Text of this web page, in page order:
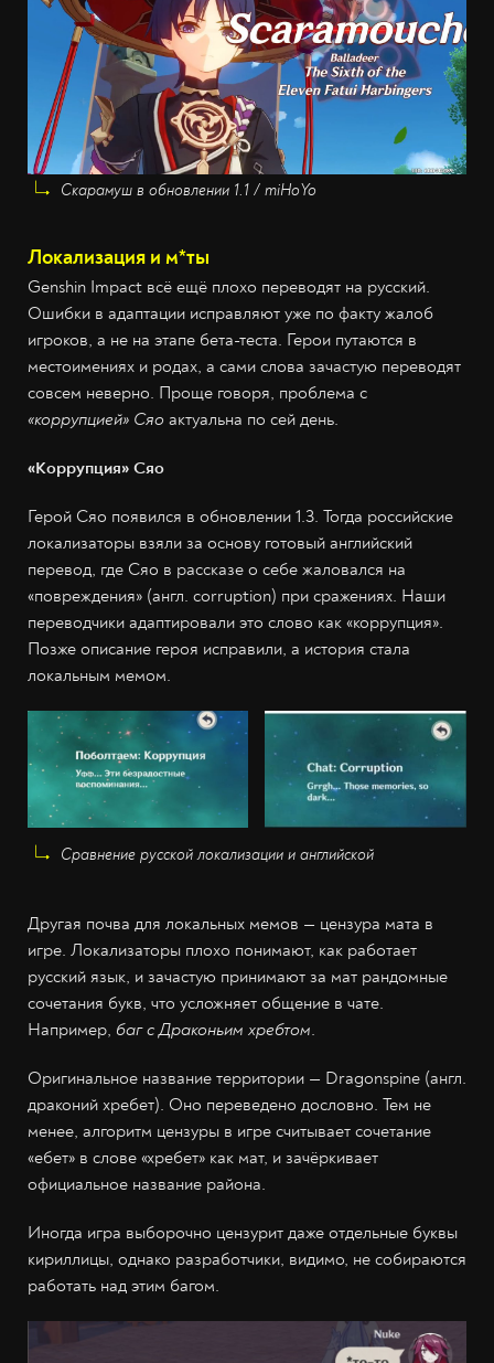
Скарамуш в обновлении 1.1 / miHoYo
Локализация и м*ты
Genshin Impact всё ещё плохо переводят на русский.
Ошибки в адаптации исправляют уже по факту жалоб
игроков, а не на этапе бета-теста. Герои путаются в
местоимениях и родах, а сами слова зачастую переводят
совсем неверно. Проще говоря, проблема с
«коррупцией» Сяо актуальна по сей день.
«Коррупция» Сяо
Герой Сяо появился в обновлении 1.3. Тогда российские
локализаторы взяли за основу готовый английский
перевод, где Сяо в рассказе о себе жаловался на
«повреждения» (англ. corruption) при сражениях. Наши
переводчики адаптировали это слово как «коррупция».
Позже описание героя исправили, а история стала
локальным мемом.
Сравнение русской локализации и английской
Другая почва для локальных мемов —‌ цензура мата в
игре. Локализаторы плохо понимают, как работает
русский язык, и зачастую принимают за мат рандомные
сочетания букв, что усложняет общение в чате.
Например, баг с Драконьим хребтом.
Оригинальное название территории —‌ Dragonspine (англ.
драконий хребет). Оно переведено дословно. Тем не
менее, алгоритм цензуры в игре считывает сочетание
«ебет» в слове «хребет» как мат, и зачёркивает
официальное название района.
Иногда игра выборочно цензурит даже отдельные буквы
кириллицы, однако разработчики, видимо, не собираются
работать над этим багом.